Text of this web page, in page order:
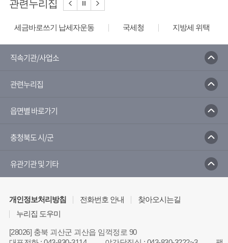
관련누리집
세금바로쓰기 납세자운동 국세청 지방세 위택스
직속기관/사업소
관련누리집
읍면별 바로가기
충청북도 시/군
유관기관 및 기타
개인정보처리방침 전화번호 안내
찾아오시는길
누리집 도우미
[28026] 충북 괴산군 괴산읍 임꺽정로 90